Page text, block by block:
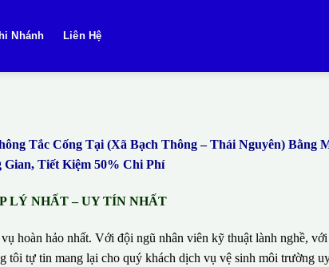
Nhánh Liên Hệ
Tắc Cống Tại (Xã Bạch Thông – Thái Nguyên) Bằng
Gian, Tiết Kiệm 50% Chi Phí
LÝ NHẤT – UY TÍN NHẤT
hoàn hảo nhất. Với đội ngũ nhân viên kỹ thuật lành nghề, với
tôi tự tin mang lại cho quý khách dịch vụ vệ sinh môi trường